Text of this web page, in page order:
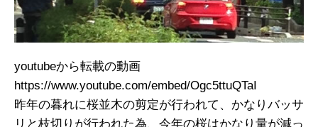
youtubeから転載の動画
https://www.youtube.com/embed/Ogc5ttuQTaI
昨年の暮れに桜並木の剪定が行われて、かなりバッサ
リと枝切りが行われた為、今年の桜はかなり量が減っ